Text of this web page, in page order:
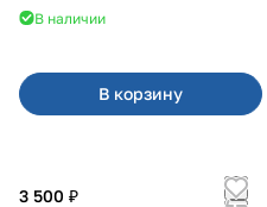
В наличии
В корзину
3 500 ₽